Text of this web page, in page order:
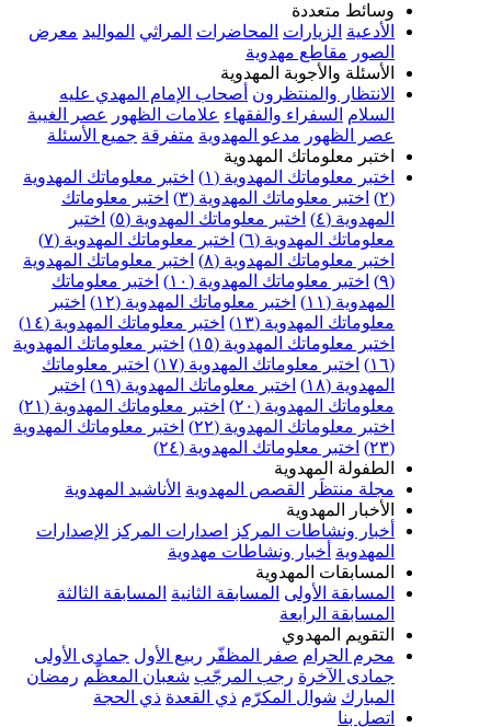
متعددة
الزيارات المحاضرات المراثي المواليد معرض
مقاطع مهدوية
والأجوبة المهدوية
والمنتظرون أصحاب الإمام المهدي عليه
السفراء والفقهاء علامات الظهور عصر الغيبة
مدعو المهدوية متفرقة جميع الأسئلة
معلوماتك المهدوية
معلوماتك المهدوية (١)
اختبر معلوماتك المهدوية
اختبر معلوماتك المهدوية (٣)
اختبر معلوماتك
اختبر معلوماتك المهدوية (٥)
اختبر
المهدوية (٦)
اختبر معلوماتك المهدوية (٧)
معلوماتك المهدوية (٨)
اختبر معلوماتك المهدوية
اختبر معلوماتك المهدوية (١٠)
اختبر معلوماتك
اختبر معلوماتك المهدوية (١٢)
اختبر
المهدوية (١٣)
اختبر معلوماتك المهدوية (١٤)
معلوماتك المهدوية (١٥)
اختبر معلوماتك المهدوية
اختبر معلوماتك المهدوية (١٧)
اختبر معلوماتك
اختبر معلوماتك المهدوية (١٩)
اختبر
المهدوية (٢٠)
اختبر معلوماتك المهدوية (٢١)
معلوماتك المهدوية (٢٢)
اختبر معلوماتك المهدوية
اختبر معلوماتك المهدوية (٢٤)
المهدوية
منتظَر
القصص المهدوية الأناشيد المهدوية
المهدوية
ونشاطات المركز اصدارات المركز الإصدارات
أخبار ونشاطات مهدوية
المهدوية
الأولى المسابقة الثانية المسابقة الثالثة
الرابعة
المهدوي
الحرام
صفر المظفّر ربيع الأول جمادى الأولى
رجب المرجّب شعبان المعظّم رمضان
شوال المكرّم ذي القعدة ذي الحجة